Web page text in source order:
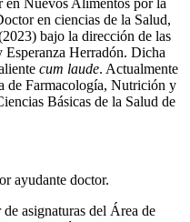
en ciencias de la Salud,
bajo la dirección de las
Herradón. Dicha
cum laude. Actualmente
de Farmacología, Nutrición y
Básicas de la Salud de
ayudante doctor.
asignaturas del Área de